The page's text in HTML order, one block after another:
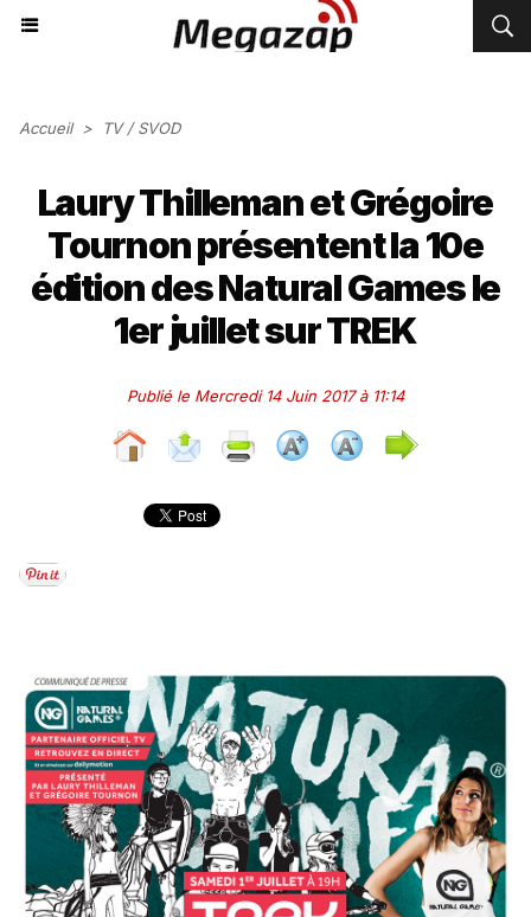
Accueil > TV / SVOD
Laury Thilleman et Grégoire
Tournon présentent la 10e
édition des Natural Games le
1er juillet sur TREK
Publié le Mercredi 14 Juin 2017 à 11:14